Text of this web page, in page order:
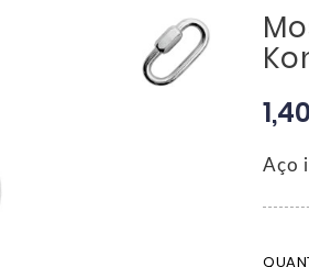
Aço